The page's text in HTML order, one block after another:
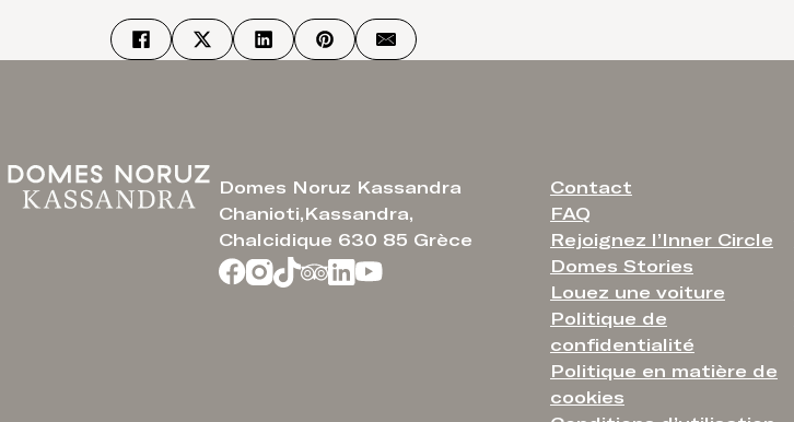
Domes Noruz Kassandra
Chanioti,Kassandra,
Chalcidique 630 85 Grèce
Contact
FAQ
Rejoignez l’Inner Circle
Domes Stories
Louez une voiture
Politique de
confidentialité
Politique en matière de
cookies